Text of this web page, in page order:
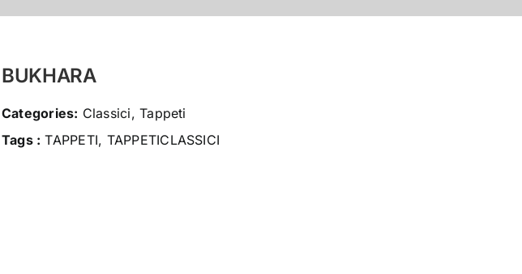
BUKHARA
Categories: Classici, Tappeti
Tags : TAPPETI, TAPPETICLASSICI